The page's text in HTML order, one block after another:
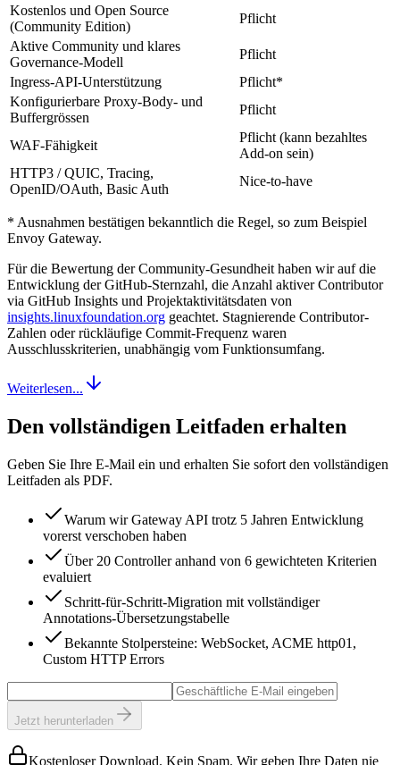
Kostenlos und Open Source
(Community Edition)
Pflicht
Aktive Community und klares
Governance-Modell
Pflicht
Ingress-API-Unterstützung
Pflicht*
Konfigurierbare Proxy-Body- und
Buffergrössen
Pflicht
WAF-Fähigkeit
Pflicht (kann bezahltes
Add-on sein)
HTTP3 / QUIC, Tracing,
OpenID/OAuth, Basic Auth
Nice-to-have
* Ausnahmen bestätigen bekanntlich die Regel, so zum Beispiel
Envoy Gateway.
Für die Bewertung der Community-Gesundheit haben wir auf die
Entwicklung der GitHub-Sternzahl, die Anzahl aktiver Contributor
via GitHub Insights und Projektaktivitätsdaten von
insights.linuxfoundation.org geachtet. Stagnierende Contributor-
Zahlen oder rückläufige Commit-Frequenz waren
Ausschlusskriterien, unabhängig vom Funktionsumfang.
Weiterlesen...
Den vollständigen Leitfaden erhalten
Geben Sie Ihre E-Mail ein und erhalten Sie sofort den vollständigen
Leitfaden als PDF.
Warum wir Gateway API trotz 5 Jahren Entwicklung
vorerst verschoben haben
Über 20 Controller anhand von 6 gewichteten Kriterien
evaluiert
Schritt-für-Schritt-Migration mit vollständiger
Annotations-Übersetzungstabelle
Bekannte Stolpersteine: WebSocket, ACME http01,
Custom HTTP Errors
Jetzt herunterladen
Kostenloser Download. Kein Spam. Wir geben Ihre Daten nie